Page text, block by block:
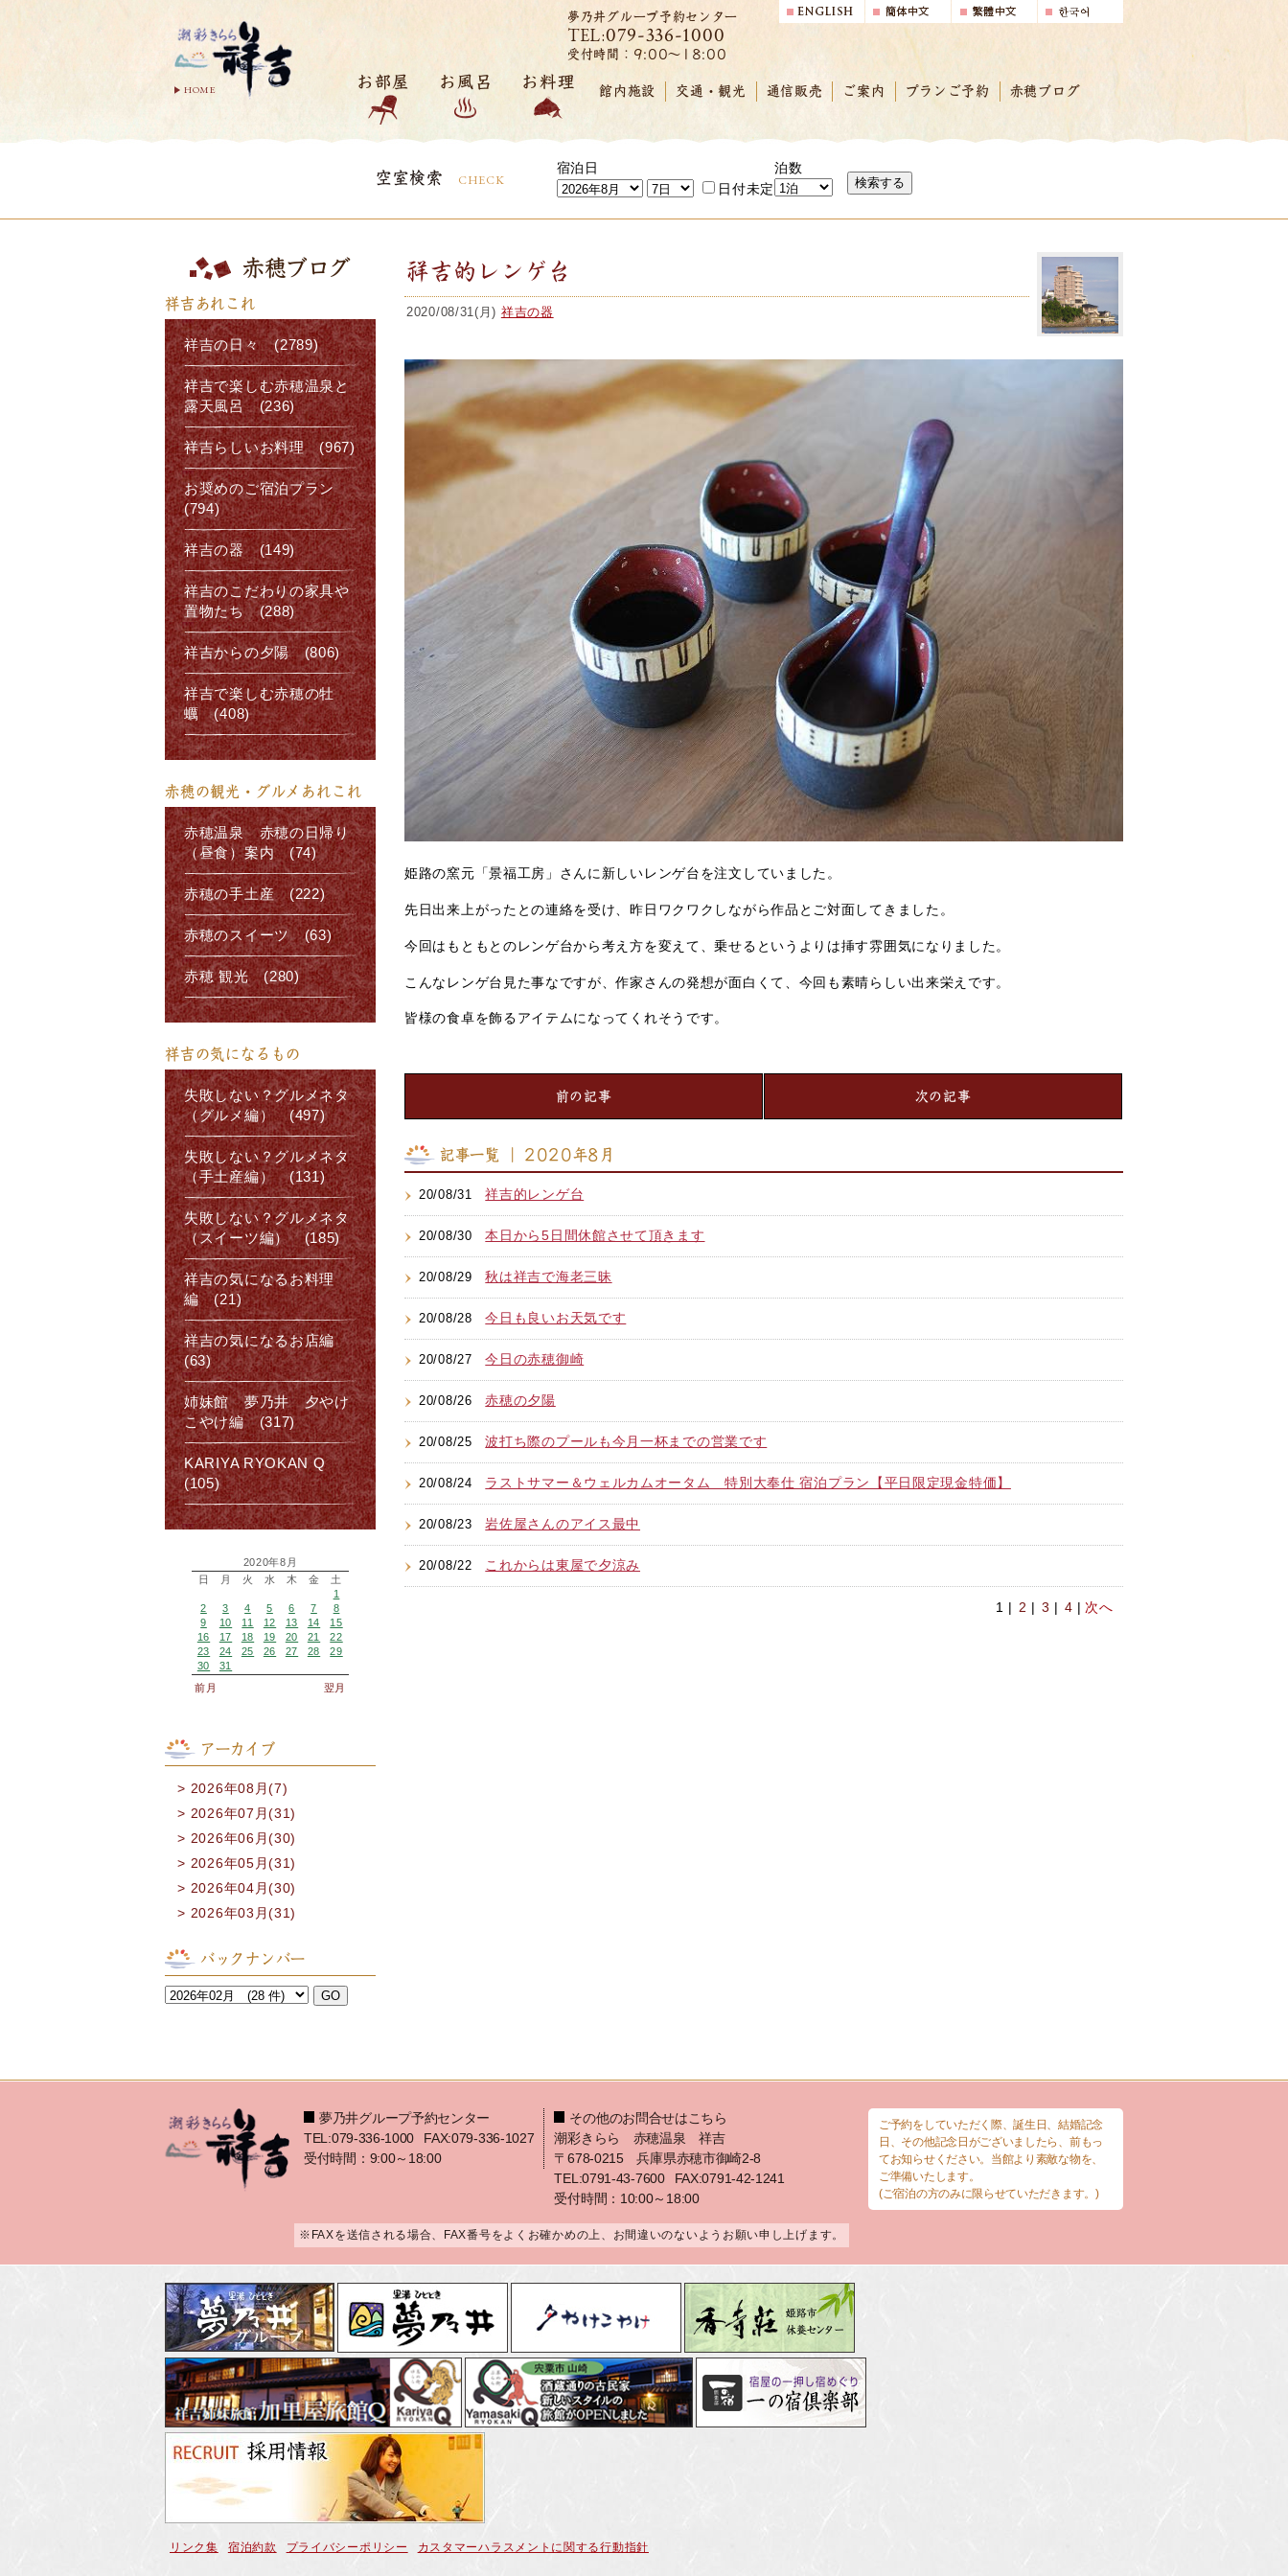
HOME
夢乃井グループ予約センター
TEL:079-336-1000
受付時間：9:00～18:00
お部屋 お風呂 お料理
館内施設 交通・観光 通信販売 ご案内 プランご予約 赤穂ブログ
空室検索 CHECK
宿泊日
日付未定
泊数
検索する
祥吉的レンゲ台
2020/08/31(月) 祥吉の器
姫路の窯元「景福工房」さんに新しいレンゲ台を注文していました。
先日出来上がったとの連絡を受け、昨日ワクワクしながら作品とご対面してきました。
今回はもともとのレンゲ台から考え方を変えて、乗せるというよりは挿す雰囲気になりました。
こんなレンゲ台見た事なですが、作家さんの発想が面白くて、今回も素晴らしい出来栄えです。
皆様の食卓を飾るアイテムになってくれそうです。
前の記事 次の記事
記事一覧 ｜ 2020年8月
20/08/31祥吉的レンゲ台
20/08/30本日から5日間休館させて頂きます
20/08/29秋は祥吉で海老三昧
20/08/28今日も良いお天気です
20/08/27今日の赤穂御崎
20/08/26赤穂の夕陽
20/08/25波打ち際のプールも今月一杯までの営業です
20/08/24 ラストサマー＆ウェルカムオータム 特別大奉仕 宿泊プラン【平日限定現金特価】
20/08/23岩佐屋さんのアイス最中
20/08/22 これからは東屋で夕涼み
1 | 2 | 3 | 4 | 次へ
赤穂ブログ
祥吉あれこれ
祥吉の日々 (2789)
祥吉で楽しむ赤穂温泉と
露天風呂 (236)
祥吉らしいお料理 (967)
お奨めのご宿泊プラン
(794)
祥吉の器 (149)
祥吉のこだわりの家具や
置物たち (288)
祥吉からの夕陽 (806)
祥吉で楽しむ赤穂の牡
蠣 (408)
赤穂の観光・グルメあれこれ
赤穂温泉 赤穂の日帰り
（昼食）案内 (74)
赤穂の手土産 (222)
赤穂のスイーツ (63)
赤穂 観光 (280)
祥吉の気になるもの
失敗しない？グルメネタ
（グルメ編） (497)
失敗しない？グルメネタ
（手土産編） (131)
失敗しない？グルメネタ
（スイーツ編） (185)
祥吉の気になるお料理
編 (21)
祥吉の気になるお店編
(63)
姉妹館 夢乃井 夕やけ
こやけ編 (317)
KARIYA RYOKAN Q
(105)
2020年8月
日
月 火 水 木 金
土
1
2
3 4 5 6 7
8
9
10 11 12 13 14
15
16
17 18 19 20 21
22
23
24 25 26 27 28
29
30
31
前月
翌月
アーカイブ
2026年08月(7)
2026年07月(31)
2026年06月(30)
2026年05月(31)
2026年04月(30)
2026年03月(31)
バックナンバー
夢乃井グループ予約センター
TEL:079-336-1000
FAX:079-336-1027
受付時間：9:00～18:00
その他のお問合せはこちら
潮彩きらら 赤穂温泉 祥吉
〒678-0215 兵庫県赤穂市御崎2-8
TEL:0791-43-7600
FAX:0791-42-1241
受付時間：10:00～18:00
※FAXを送信される場合、FAX番号をよくお確かめの上、お間違いのないようお願い申し上げます。
ご予約をしていただく際、誕生日、結婚記念
日、その他記念日がございましたら、前もっ
てお知らせください。当館より素敵な物を、
ご準備いたします。
(ご宿泊の方のみに限らせていただきます。)
リンク集 宿泊約款 プライバシーポリシー カスタマーハラスメントに関する行動指針